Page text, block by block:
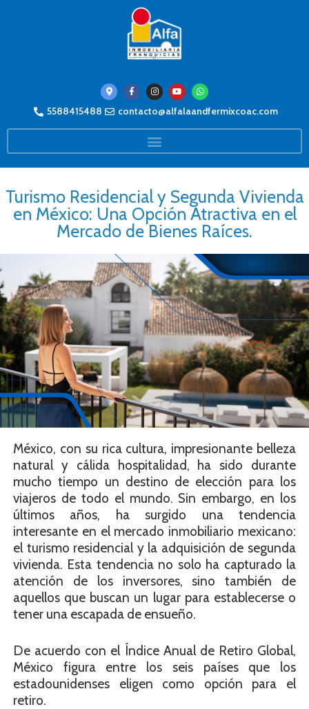
5588415488 contacto@alfalaandfermixcoac.com
Turismo Residencial y Segunda Vivienda
en México: Una Opción Atractiva en el
Mercado de Bienes Raíces.
México, con su rica cultura, impresionante belleza
natural y cálida hospitalidad, ha sido durante
mucho tiempo un destino de elección para los
viajeros de todo el mundo. Sin embargo, en los
últimos años, ha surgido una tendencia
interesante en el mercado inmobiliario mexicano:
el turismo residencial y la adquisición de segunda
vivienda. Esta tendencia no solo ha capturado la
atención de los inversores, sino también de
aquellos que buscan un lugar para establecerse o
tener una escapada de ensueño.
De acuerdo con el Índice Anual de Retiro Global,
México figura entre los seis países que los
estadounidenses eligen como opción para el
retiro.